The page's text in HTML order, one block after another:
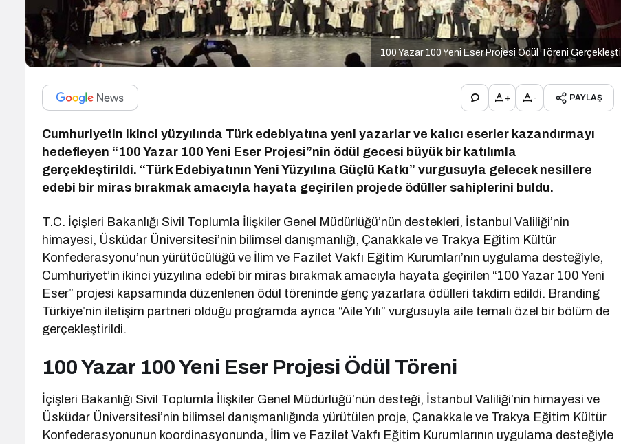
100 Yazar 100 Yeni Eser Projesi Ödül Töreni Gerçekleşti
+ - PAYLAŞ
Cumhuriyetin ikinci yüzyılında Türk edebiyatına yeni yazarlar ve kalıcı eserler kazandırmayı
hedefleyen “100 Yazar 100 Yeni Eser Projesi”nin ödül gecesi büyük bir katılımla
gerçekleştirildi. “Türk Edebiyatının Yeni Yüzyılına Güçlü Katkı” vurgusuyla gelecek nesillere
edebi bir miras bırakmak amacıyla hayata geçirilen projede ödüller sahiplerini buldu.
T.C. İçişleri Bakanlığı Sivil Toplumla İlişkiler Genel Müdürlüğü’nün destekleri, İstanbul Valiliği’nin
himayesi, Üsküdar Üniversitesi’nin bilimsel danışmanlığı, Çanakkale ve Trakya Eğitim Kültür
Konfederasyonu’nun yürütücülüğü ve İlim ve Fazilet Vakfı Eğitim Kurumları’nın uygulama desteğiyle,
Cumhuriyet’in ikinci yüzyılına edebî bir miras bırakmak amacıyla hayata geçirilen “100 Yazar 100 Yeni
Eser” projesi kapsamında düzenlenen ödül töreninde genç yazarlara ödülleri takdim edildi. Branding
Türkiye’nin iletişim partneri olduğu programda ayrıca “Aile Yılı” vurgusuyla aile temalı özel bir bölüm de
gerçekleştirildi.
100 Yazar 100 Yeni Eser Projesi Ödül Töreni
İçişleri Bakanlığı Sivil Toplumla İlişkiler Genel Müdürlüğü’nün desteği, İstanbul Valiliği’nin himayesi ve
Üsküdar Üniversitesi’nin bilimsel danışmanlığında yürütülen proje, Çanakkale ve Trakya Eğitim Kültür
Konfederasyonunun koordinasyonunda, İlim ve Fazilet Vakfı Eğitim Kurumlarının uygulama desteğiyle